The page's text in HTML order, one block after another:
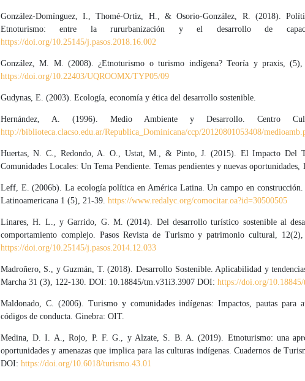
González-Domínguez, I., Thomé-Ortiz, H., & Osorio-González, R. (2018).
Etnoturismo: entre la rururbanización y el desarrollo de
https://doi.org/10.25145/j.pasos.2018.16.002
González, M. M. (2008). ¿Etnoturismo o turismo indígena? Teoría y praxis,
https://doi.org/10.22403/UQROOMX/TYP05/09
Gudynas, E. (2003). Ecología, economía y ética del desarrollo sostenible.
Hernández, A. (1996). Medio Ambiente y Desarrollo. Centro
http://biblioteca.clacso.edu.ar/Republica_Dominicana/ccp/20120801053408/
Huertas, N. C., Redondo, A. O., Ustat, M., & Pinto, J. (2015). El Impacto Del
Comunidades Locales: Un Tema Pendiente. Temas pendientes y nuevas oportunidades,
Leff, E. (2006b). La ecología política en América Latina. Un campo en
Latinoamericana 1 (5), 21-39. https://www.redalyc.org/comocitar.oa?id=30500505
Linares, H. L., y Garrido, G. M. (2014). Del desarrollo turístico sostenible al
comportamiento complejo. Pasos Revista de Turismo y patrimonio cultural,
https://doi.org/10.25145/j.pasos.2014.12.033
Madroñero, S., y Guzmán, T. (2018). Desarrollo Sostenible. Aplicabilidad y
Marcha 31 (3), 122-130. DOI: 10.18845/tm.v31i3.3907 DOI: https://doi.org/
Maldonado, C. (2006). Turismo y comunidades indígenas: Impactos, pautas para
códigos de conducta. Ginebra: OIT.
Medina, D. I. A., Rojo, P. F. G., y Alzate, S. B. A. (2019). Etnoturismo: una
oportunidades y amenazas que implica para las culturas indígenas. Cuadernos de
DOI: https://doi.org/10.6018/turismo.43.01